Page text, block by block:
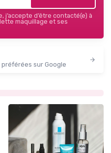
j’accepte d’être contacté(e) à
maquillage et ses
sur Google